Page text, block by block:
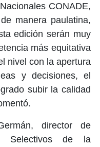
CONADE,
manera paulatina,
edición serán muy
más equitativa
nivel con la apertura
y decisiones, el
subir la calidad
director de
Selectivos de la